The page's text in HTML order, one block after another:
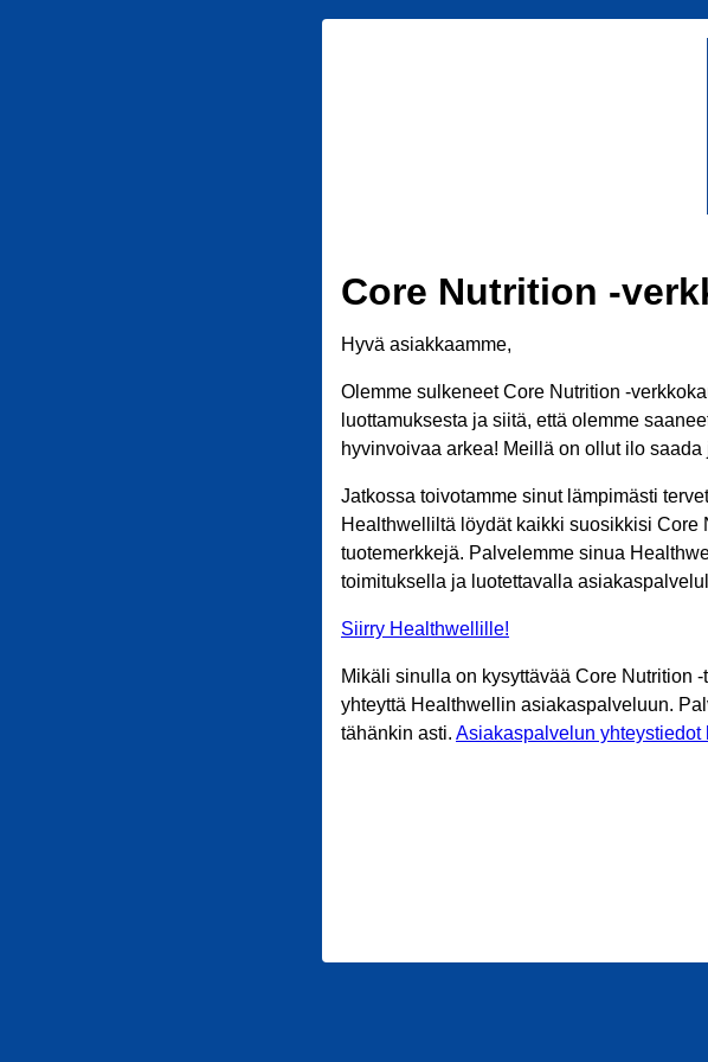
Core Nutrition -
Hyvä asiakkaamme,
Olemme sulkeneet Core Nutrition -
luottamuksesta ja siitä, että olemme
hyvinvoivaa arkea! Meillä on ollut ilo
Jatkossa toivotamme sinut lämpimästi
Healthwelliltä löydät kaikki suosikkisi Core
tuotemerkkejä. Palvelemme sinua
toimituksella ja luotettavalla
Siirry Healthwellille!
Mikäli sinulla on kysyttävää Core Nutrition
yhteyttä Healthwellin asiakaspalveluun.
tähänkin asti. Asiakaspalvelun yhteystiedot